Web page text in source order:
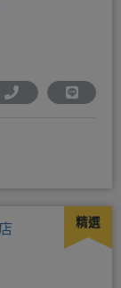
精選